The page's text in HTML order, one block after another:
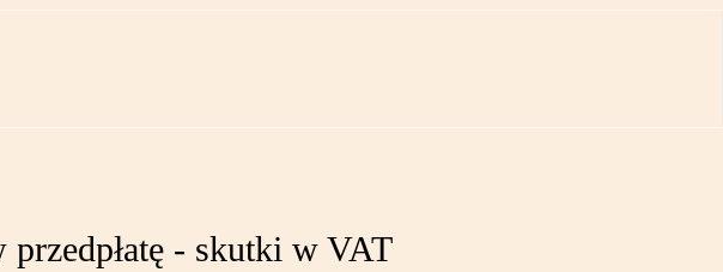
- skutki w VAT